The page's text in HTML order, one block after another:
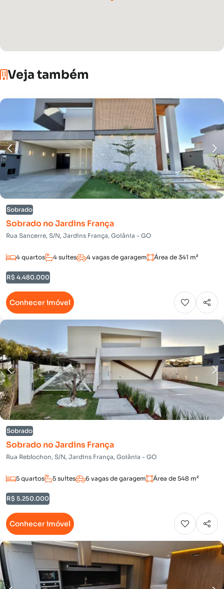
Veja também
Sobrado
Sobrado no Jardins França
Rua Sancerre, S/N, Jardins França, Goiânia - GO
4 quartos 4 suítes 4 vagas de garagem Área de 341 m²
R$ 4.480.000
Conhecer imóvel
Sobrado
Sobrado no Jardins França
Rua Reblochon, S/N, Jardins França, Goiânia - GO
5 quartos 5 suítes 6 vagas de garagem Área de 548 m²
R$ 5.250.000
Conhecer imóvel